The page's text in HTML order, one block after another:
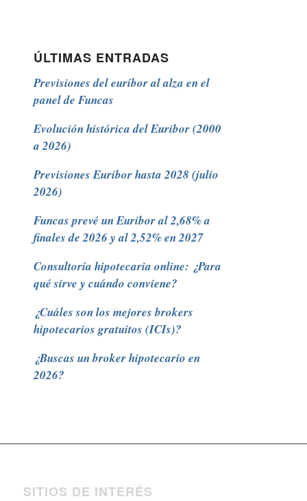
ÚLTIMAS ENTRADAS
Previsiones del euríbor al alza en el
panel de Funcas
Evolución histórica del Euribor (2000
a 2026)
Previsiones Euribor hasta 2028 (julio
2026)
Funcas prevé un Euribor al 2,68% a
finales de 2026 y al 2,52% en 2027
Consultoría hipotecaria online: ¿Para
qué sirve y cuándo conviene?
¿Cuáles son los mejores brokers
hipotecarios gratuitos (ICIs)?
¿Buscas un broker hipotecario en
2026?
SITIOS DE INTERÉS